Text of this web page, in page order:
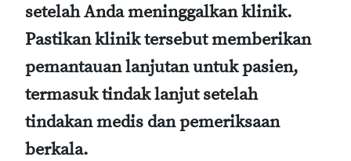
setelah Anda meninggalkan klinik.
Pastikan klinik tersebut memberikan
pemantauan lanjutan untuk pasien,
termasuk tindak lanjut setelah
tindakan medis dan pemeriksaan
berkala.